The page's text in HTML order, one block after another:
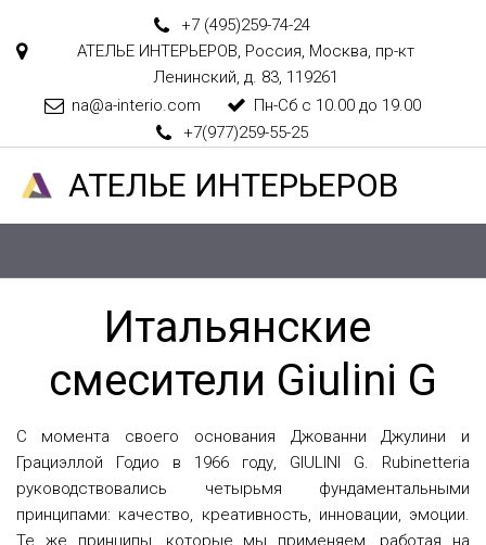
+7 (495)259-74-24
АТЕЛЬЕ ИНТЕРЬЕРОВ, Россия, Москва, пр-кт
Ленинский, д. 83, 119261
na@a-interio.com
Пн-Сб с 10.00 до 19.00
+7(977)259-55-25
АТЕЛ­­­­­­ЬЕ ИНТЕРЬЕРОВ
Итальянские
смесители Giulini G
С момента своего основания Джованни Джулини и
Грациэллой Годио в 1966 году, GIULINI G. Rubinetteria
руководствовались четырьмя фундаментальными
принципами: качество, креативность, инновации, эмоции.
Те же принципы, которые мы применяем, работая на